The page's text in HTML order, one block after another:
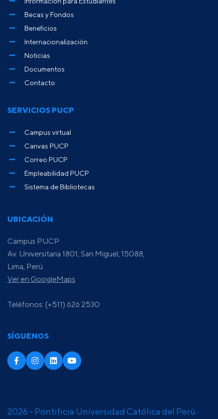
UBICACIÓN
Campus PUCP
Av. Universitaria 1801, San Miguel, 15088,
Lima, Perú
Ver en GoogleMaps
Teléfonos: (+511) 626 2530
SÍGUENOS
Becas y Fondos
Beneficios
Internacionalización
Noticias
Documentos
Contacto
SERVICIOS PUCP
Campus virtual
Canvas PUCP
Correo PUCP
Empleabilidad PUCP
Sistema de Bibliotecas
2026 - Pontificia Universidad Católica del Perú ·